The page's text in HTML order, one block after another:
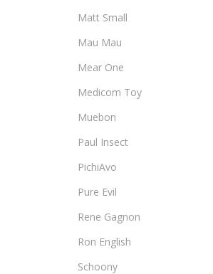
Matt Small
Mau Mau
Mear One
Medicom Toy
Muebon
Paul Insect
PichiAvo
Pure Evil
Rene Gagnon
Ron English
Schoony